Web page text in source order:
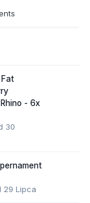
Fat
- 6x
30
29 Lipca